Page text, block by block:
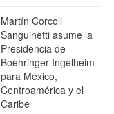
Martín Corcoll
Sanguinetti asume la
Presidencia de
Boehringer Ingelheim
para México,
Centroamérica y el
Caribe